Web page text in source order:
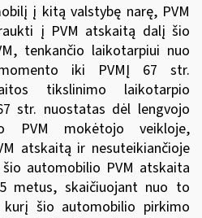
į kitą valstybę narę, PVM
į PVM atskaitą dalį šio
tenkančio laikotarpiui nuo
iki PVMĮ 67 str.
tikslinimo laikotarpio
str. nuostatas dėl lengvojo
PVM mokėtojo veikloje,
atskaitą ir nesuteikiančioje
automobilio PVM atskaita
metus, skaičiuojant nuo to
šio automobilio pirkimo